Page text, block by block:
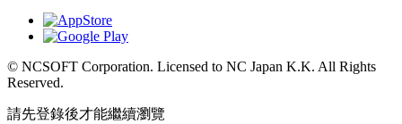
© NCSOFT Corporation. Licensed to NC Japan K.K. All Rights
Reserved.
請先登錄後才能繼續瀏覽